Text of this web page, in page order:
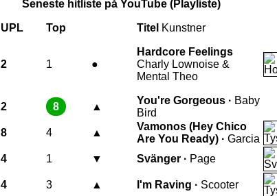
Seneste hitliste på YouTube (Playliste)
UPL Top Titel Kunstner
2 1 ●
Hardcore Feelings
Charly Lownoise &
Mental Theo
2 8 ▲
You're Gorgeous · Baby
Bird
8 4 ▲
Vamonos (Hey Chico
Are You Ready) · Garcia
4 1 ▼ Svänger · Page
4 3 ▲ I'm Raving · Scooter